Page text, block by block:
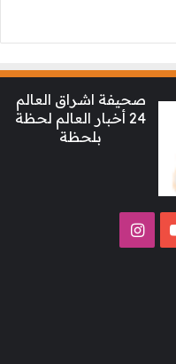
صحيفة اشراق العالم
24 أخبار العالم لحظة
بلحظة
‫YouTubeانستقرام